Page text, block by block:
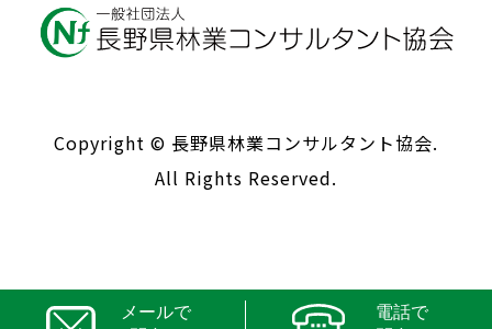
メールで
電話で
Copyright © 長野県林業コンサルタント協会.
All Rights Reserved.